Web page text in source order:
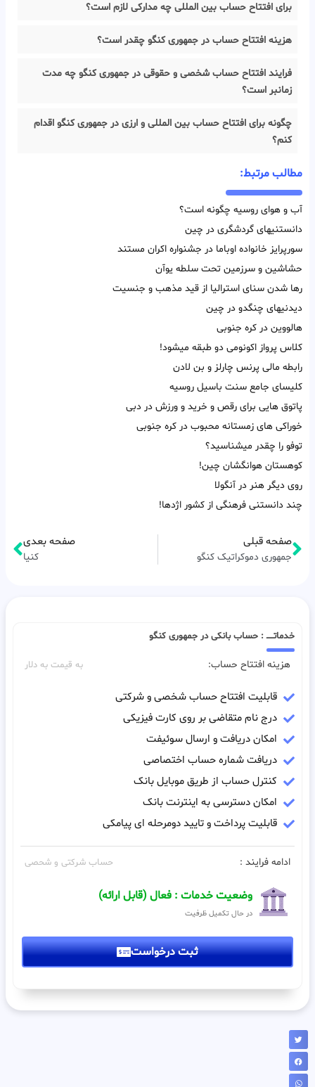
برای افتتاح حساب بین المللی چه مدارکی لازم است؟
هزینه افتتاح حساب در جمهوری کنگو چقدر است؟
فرایند افتتاح حساب شخصی و حقوقی در جمهوری کنگو چه مدت
زمانبر است؟
چگونه برای افتتاح حساب بین المللی و ارزی در جمهوری کنگو اقدام
کنم؟
مطالب مرتبط:
آب و هوای روسیه چگونه است؟
دانستنیهای گردشگری در چین
سورپرایز خانواده اوباما در جشنواره اکران مستند
حشاشین و سرزمین تحت سلطه یوآن
رها شدن سنای استرالیا از قید مذهب و جنسیت
دیدنیهای چنگدو در چین
هالووین در کره جنوبی
کلاس پرواز اکونومی دو طبقه میشود!
رابطه مالی پرنس چارلز و بن لادن
کلیسای جامع سنت باسیل روسیه
پاتوق هایی برای رقص و خرید و ورزش در دبی
خوراکی های زمستانه محبوب در کره جنوبی
توفو را چقدر میشناسید؟
کوهستان هوانگشان چین!
روی دیگر هنر در آنگولا
چند دانستنی فرهنگی از کشور اژدها!
صفحه قبلی
جمهوری دموکراتیک کنگو
صفحه بعدی
کنیا
خدماتـــــ : حساب بانکی در جمهوری کنگو
هزینه افتتاح حساب: به قیمت به دلار
قابلیت افتتاح حساب شخصی و شرکتی
درج نام متقاضی بر روی کارت فیزیکی
امکان دریافت و ارسال سوئیفت
دریافت شماره حساب اختصاصی
کنترل حساب از طریق موبایل بانک
امکان دسترسی به اینترنت بانک
قابلیت پرداخت و تایید دومرحله ای پیامکی
ادامه فرایند : حساب شرکتی و شحصی
وضعیت خدمات : فعال (قابل ارائه)
در حال تکمیل ظرفیت
ثبت درخواست